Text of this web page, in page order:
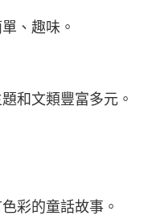
、趣味。
和文類豐富多元。
彩的童話故事。